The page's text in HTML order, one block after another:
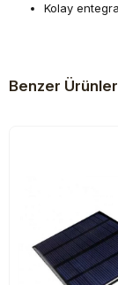
Kolay
Benzer Ürünler